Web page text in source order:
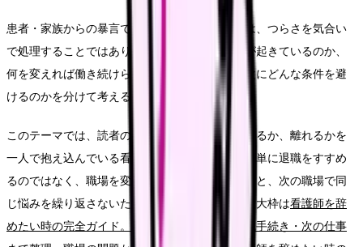
患者・家族からの暴言で辞めたい時に大切なのは、つらさを気合い
で処理することではありません。今の職場で何が起きているのか、
何を変えれば働き続けられるのか、離れるなら次にどんな条件を避
けるのかを分けて考えることです。
このテーマでは、読者の中心を「今の職場を続けるか、離れるかを
一人で抱え込んでいる看護師さん」に置きます。単に退職をすすめ
るのではなく、職場を変える前に確認したいことと、次の職場で同
じ悩みを繰り返さないための条件を整理します。大枠は看護師を辞
めたい時の完全ガイド。限界サイン・お金・退職手続き・次の仕事